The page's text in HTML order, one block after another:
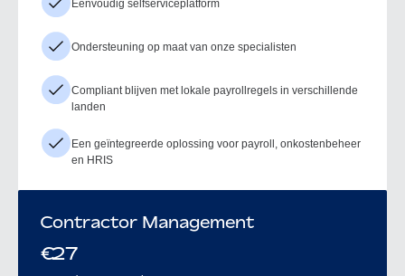
Eenvoudig selfserviceplatform
Ondersteuning op maat van onze specialisten
Compliant blijven met lokale payrollregels in verschillende
landen
Een geïntegreerde oplossing voor payroll, onkostenbeheer
en HRIS
Contractor Management
€27